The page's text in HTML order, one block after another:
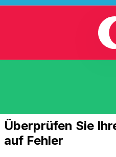
Überprüfen Sie
auf Fehler